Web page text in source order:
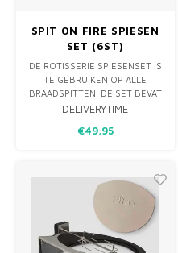
SPIT ON FIRE SPIESEN
SET (6ST)
DE ROTISSERIE SPIESENSET IS
TE GEBRUIKEN OP ALLE
BRAADSPITTEN. DE SET BEVAT
ZES GROTE EN 6 KLEINE
GROENTES AAN KUNT
HET GERECHT GELIJKMATIG
GEGAARD, WAARDOOR
SAPPEN BEWAARD BLIJVEN.
GEGARA
DELIVERYTIME
€49,95